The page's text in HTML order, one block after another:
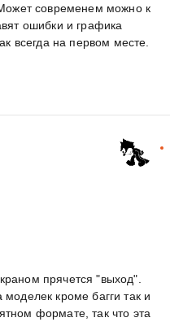
современем можно к
ошибки и графика
всегда на первом месте.
прячется "выход".
кроме багги так и
формате, так что эта